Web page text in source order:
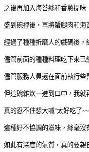
之後再加入海苔絲和香蔥提味
盛到碗裡後，再將蟹腿肉和海
經過了種種折磨人的戲碼後，
儘管前面的種種料理吃下來已
儘管服務人員還在面前執行些
但這碗雜炊一進到口中，我就
真的忍不住想大喊"太好吃了
這種好不協調的滋味，絲毫沒
如此有深度的氣質，真的要親